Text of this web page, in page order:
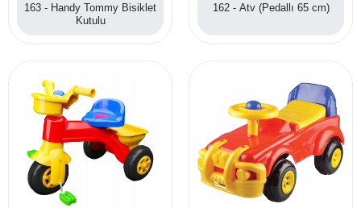
163 - Handy Tommy Bisiklet
Kutulu
162 - Atv (Pedallı 65 cm)